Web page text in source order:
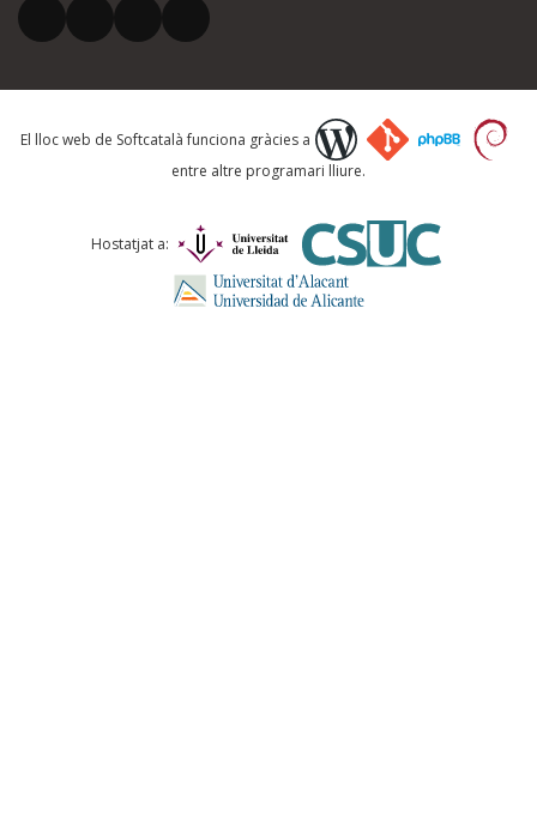
El vostre correu electrònic *
Què proposeu?
Comentari *
El lloc web de Softcatalà funciona gràcies a
entre altre programari lliure.
Hostatjat a: